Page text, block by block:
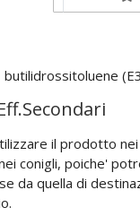
butilidrossitoluene
il prodotto
conigli, poiche'
da quella di